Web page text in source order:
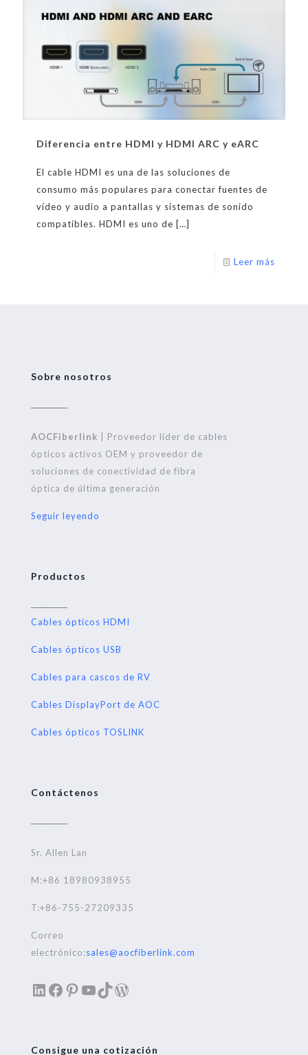
Diferencia entre HDMI y HDMI ARC y eARC
El cable HDMI es una de las soluciones de
consumo más populares para conectar fuentes de
vídeo y audio a pantallas y sistemas de sonido
compatibles. HDMI es uno de […]
Leer más
Sobre nosotros
AOCFiberlink | Proveedor líder de cables
ópticos activos OEM y proveedor de
soluciones de conectividad de fibra
óptica de última generación
Seguir leyendo
Productos
Cables ópticos HDMI
Cables ópticos USB
Cables para cascos de RV
Cables DisplayPort de AOC
Cables ópticos TOSLINK
Contáctenos
Sr. Allen Lan
M:+86 18980938955
T:+86-755-27209335
Correo
electrónico:sales@aocfiberlink.com
LinkedIn
Facebook
Pinterest
YouTube
TikTok
WordPress
Consigue una cotización